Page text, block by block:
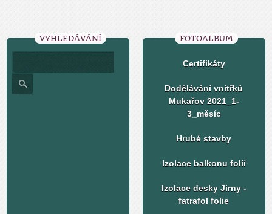
VYHLEDÁVÁNÍ FOTOALBUM
Certifikáty
Dodělávání vnitřků
Mukařov 2021_1-
3_měsíc
Hrubé stavby
Izolace balkonu folií
Izolace desky Jirny -
fatrafol folie